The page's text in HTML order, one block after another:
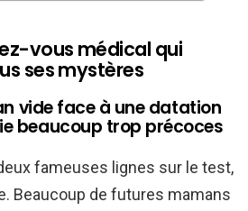
vous médical qui
ses mystères
vide face à une datation
beaucoup trop précoces
fameuses lignes sur le test,
Beaucoup de futures mamans